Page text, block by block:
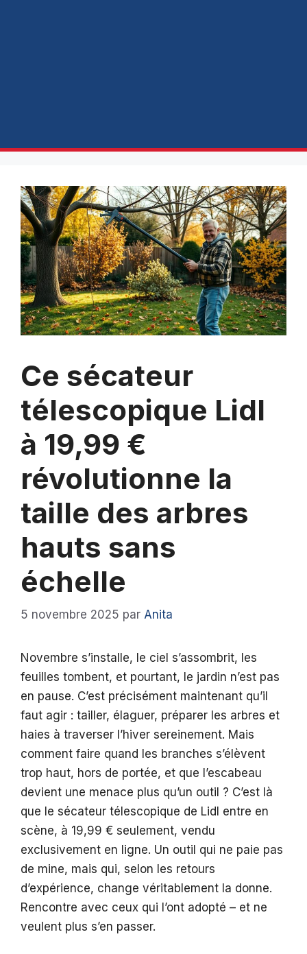
Ce sécateur
télescopique Lidl
à 19,99 €
révolutionne la
taille des arbres
hauts sans
échelle
5 novembre 2025 par Anita
Novembre s’installe, le ciel s’assombrit, les
feuilles tombent, et pourtant, le jardin n’est pas
en pause. C’est précisément maintenant qu’il
faut agir : tailler, élaguer, préparer les arbres et
haies à traverser l’hiver sereinement. Mais
comment faire quand les branches s’élèvent
trop haut, hors de portée, et que l’escabeau
devient une menace plus qu’un outil ? C’est là
que le sécateur télescopique de Lidl entre en
scène, à 19,99 € seulement, vendu
exclusivement en ligne. Un outil qui ne paie pas
de mine, mais qui, selon les retours
d’expérience, change véritablement la donne.
Rencontre avec ceux qui l’ont adopté – et ne
veulent plus s’en passer.